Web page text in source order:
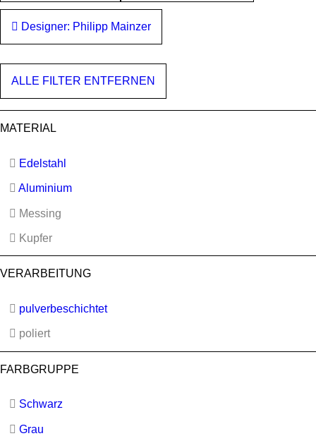
Designer: Philipp Mainzer
ALLE FILTER ENTFERNEN
MATERIAL
Edelstahl
Aluminium
Messing
Kupfer
VERARBEITUNG
pulverbeschichtet
poliert
FARBGRUPPE
Schwarz
Grau